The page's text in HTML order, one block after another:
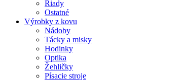
Riady
Ostatné
Výrobky z kovu
Nádoby
Tácky a misky
Hodinky
Optika
Žehličky
Písacie stroje